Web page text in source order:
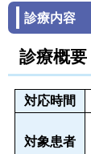
診療内容
診療概要
対応時間
対象患者